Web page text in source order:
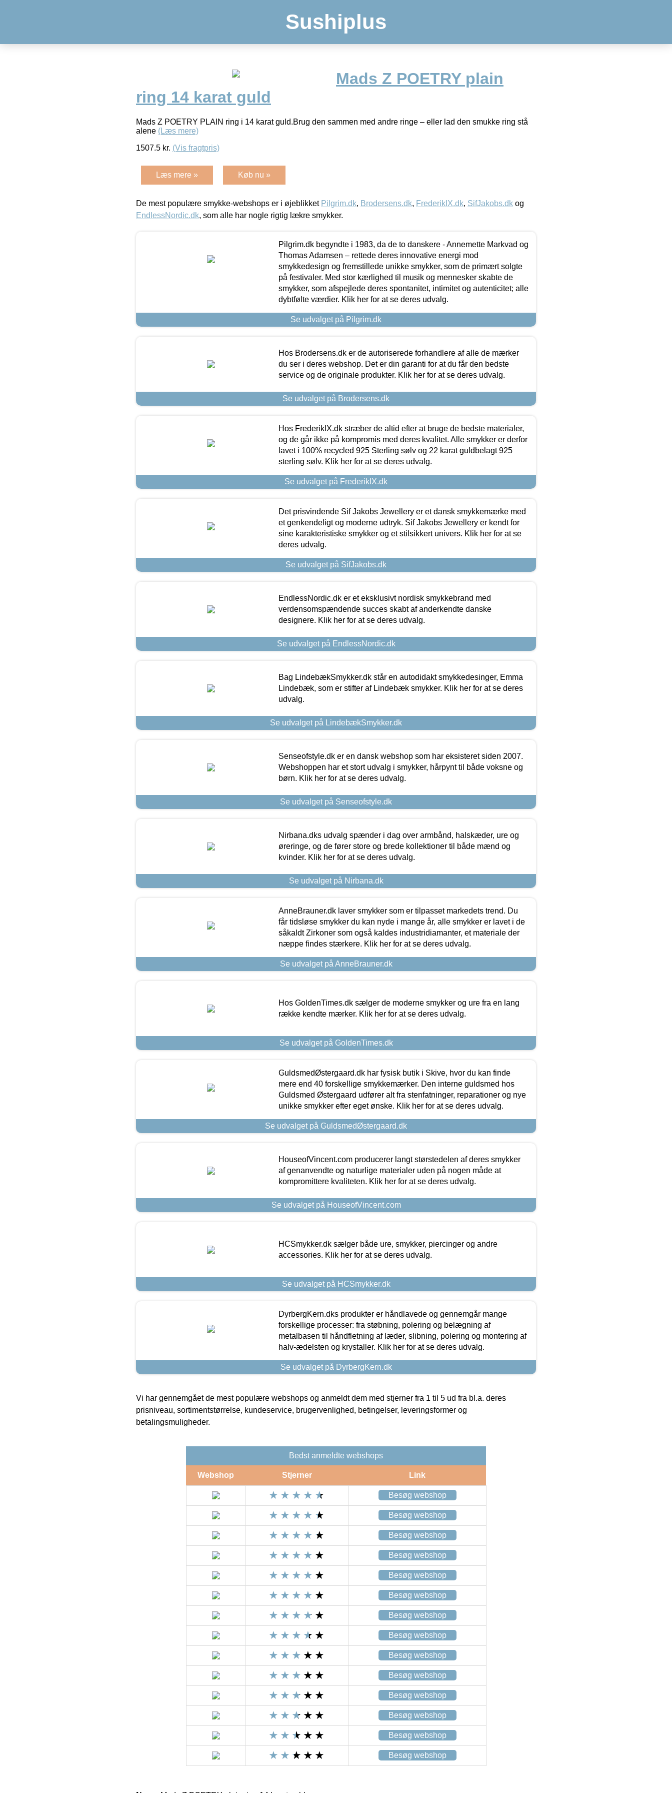
Sushiplus
Mads Z POETRY plain
ring 14 karat guld
Mads Z POETRY PLAIN ring i 14 karat guld.Brug den sammen med andre ringe – eller lad den smukke ring stå
alene (Læs mere)
1507.5 kr. (Vis fragtpris)
Læs mere » Køb nu »
De mest populære smykke-webshops er i øjeblikket Pilgrim.dk, Brodersens.dk, FrederikIX.dk, SifJakobs.dk og
EndlessNordic.dk, som alle har nogle rigtig lækre smykker.
Pilgrim.dk begyndte i 1983, da de to danskere - Annemette Markvad og
Thomas Adamsen – rettede deres innovative energi mod
smykkedesign og fremstillede unikke smykker, som de primært solgte
på festivaler. Med stor kærlighed til musik og mennesker skabte de
smykker, som afspejlede deres spontanitet, intimitet og autenticitet; alle
dybtfølte værdier. Klik her for at se deres udvalg.
Se udvalget på Pilgrim.dk
Hos Brodersens.dk er de autoriserede forhandlere af alle de mærker
du ser i deres webshop. Det er din garanti for at du får den bedste
service og de originale produkter. Klik her for at se deres udvalg.
Se udvalget på Brodersens.dk
Hos FrederikIX.dk stræber de altid efter at bruge de bedste materialer,
og de går ikke på kompromis med deres kvalitet. Alle smykker er derfor
lavet i 100% recycled 925 Sterling sølv og 22 karat guldbelagt 925
sterling sølv. Klik her for at se deres udvalg.
Se udvalget på FrederikIX.dk
Det prisvindende Sif Jakobs Jewellery er et dansk smykkemærke med
et genkendeligt og moderne udtryk. Sif Jakobs Jewellery er kendt for
sine karakteristiske smykker og et stilsikkert univers. Klik her for at se
deres udvalg.
Se udvalget på SifJakobs.dk
EndlessNordic.dk er et eksklusivt nordisk smykkebrand med
verdensomspændende succes skabt af anderkendte danske
designere. Klik her for at se deres udvalg.
Se udvalget på EndlessNordic.dk
Bag LindebækSmykker.dk står en autodidakt smykkedesinger, Emma
Lindebæk, som er stifter af Lindebæk smykker. Klik her for at se deres
udvalg.
Se udvalget på LindebækSmykker.dk
Senseofstyle.dk er en dansk webshop som har eksisteret siden 2007.
Webshoppen har et stort udvalg i smykker, hårpynt til både voksne og
børn. Klik her for at se deres udvalg.
Se udvalget på Senseofstyle.dk
Nirbana.dks udvalg spænder i dag over armbånd, halskæder, ure og
øreringe, og de fører store og brede kollektioner til både mænd og
kvinder. Klik her for at se deres udvalg.
Se udvalget på Nirbana.dk
AnneBrauner.dk laver smykker som er tilpasset markedets trend. Du
får tidsløse smykker du kan nyde i mange år, alle smykker er lavet i de
såkaldt Zirkoner som også kaldes industridiamanter, et materiale der
næppe findes stærkere. Klik her for at se deres udvalg.
Se udvalget på AnneBrauner.dk
Hos GoldenTimes.dk sælger de moderne smykker og ure fra en lang
række kendte mærker. Klik her for at se deres udvalg.
Se udvalget på GoldenTimes.dk
GuldsmedØstergaard.dk har fysisk butik i Skive, hvor du kan finde
mere end 40 forskellige smykkemærker. Den interne guldsmed hos
Guldsmed Østergaard udfører alt fra stenfatninger, reparationer og nye
unikke smykker efter eget ønske. Klik her for at se deres udvalg.
Se udvalget på GuldsmedØstergaard.dk
HouseofVincent.com producerer langt størstedelen af deres smykker
af genanvendte og naturlige materialer uden på nogen måde at
kompromittere kvaliteten. Klik her for at se deres udvalg.
Se udvalget på HouseofVincent.com
HCSmykker.dk sælger både ure, smykker, piercinger og andre
accessories. Klik her for at se deres udvalg.
Se udvalget på HCSmykker.dk
DyrbergKern.dks produkter er håndlavede og gennemgår mange
forskellige processer: fra støbning, polering og belægning af
metalbasen til håndfletning af læder, slibning, polering og montering af
halv-ædelsten og krystaller. Klik her for at se deres udvalg.
Se udvalget på DyrbergKern.dk
Vi har gennemgået de mest populære webshops og anmeldt dem med stjerner fra 1 til 5 ud fra bl.a. deres
prisniveau, sortimentstørrelse, kundeservice, brugervenlighed, betingelser, leveringsformer og
betalingsmuligheder.
Bedst anmeldte webshops
Webshop Stjerner Link
Besøg webshop
Besøg webshop
Besøg webshop
Besøg webshop
Besøg webshop
Besøg webshop
Besøg webshop
Besøg webshop
Besøg webshop
Besøg webshop
Besøg webshop
Besøg webshop
Besøg webshop
Besøg webshop